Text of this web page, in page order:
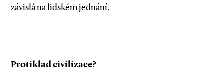
závislá na lidském jednání.
Protiklad civilizace?